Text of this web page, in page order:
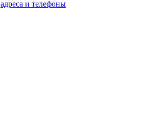
адреса и телефоны